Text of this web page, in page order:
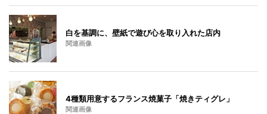
白を基調に、壁紙で遊び心を取り入れた店内
関連画像
4種類用意するフランス焼菓子「焼きティグレ」
関連画像